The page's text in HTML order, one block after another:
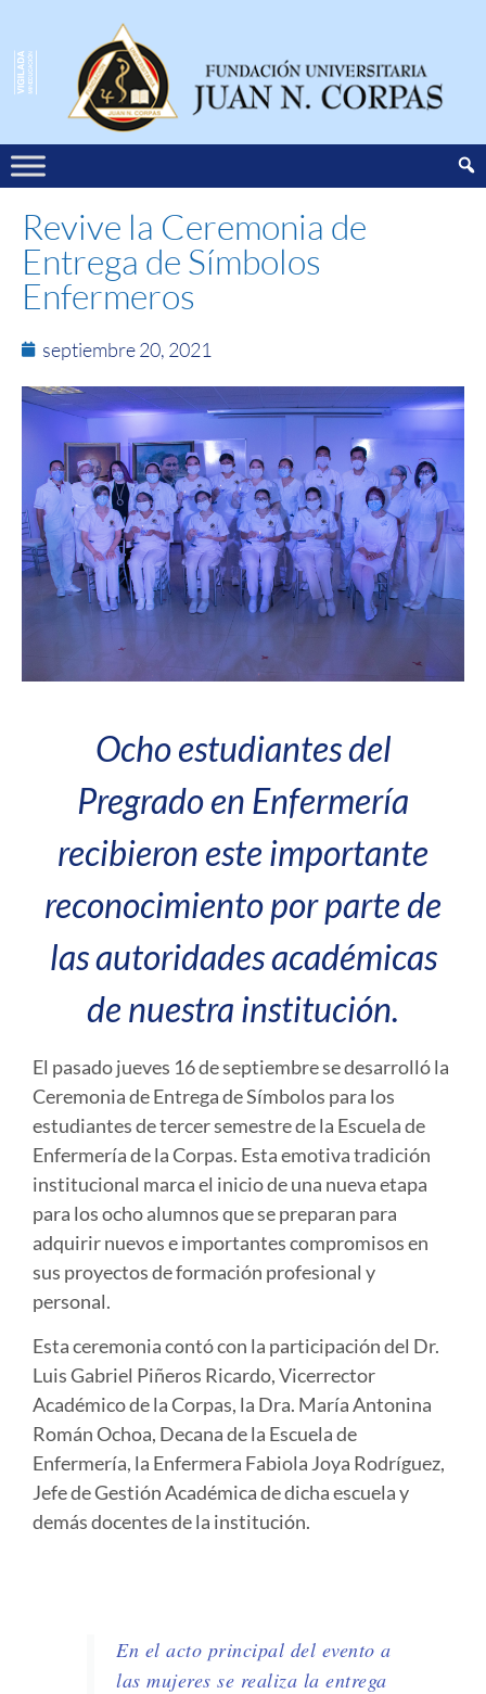
Revive la Ceremonia de
Entrega de Símbolos
Enfermeros
septiembre 20, 2021
Ocho estudiantes del
Pregrado en Enfermería
recibieron este importante
reconocimiento por parte de
las autoridades académicas
de nuestra institución.
El pasado jueves 16 de septiembre se desarrolló la
Ceremonia de Entrega de Símbolos para los
estudiantes de tercer semestre de la Escuela de
Enfermería de la Corpas. Esta emotiva tradición
institucional marca el inicio de una nueva etapa
para los ocho alumnos que se preparan para
adquirir nuevos e importantes compromisos en
sus proyectos de formación profesional y
personal.
Esta ceremonia contó con la participación del Dr.
Luis Gabriel Piñeros Ricardo, Vicerrector
Académico de la Corpas, la Dra. María Antonina
Román Ochoa, Decana de la Escuela de
Enfermería, la Enfermera Fabiola Joya Rodríguez,
Jefe de Gestión Académica de dicha escuela y
demás docentes de la institución.
En el acto principal del evento a
las mujeres se realiza la entrega